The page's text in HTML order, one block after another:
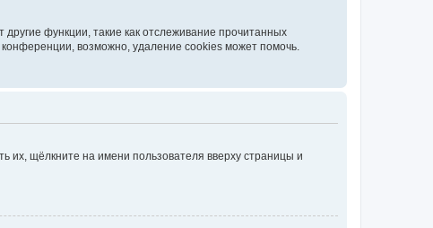
функции, такие как отслеживание прочитанных
возможно, удаление cookies может помочь.
их, щёлкните на имени пользователя вверху страницы и